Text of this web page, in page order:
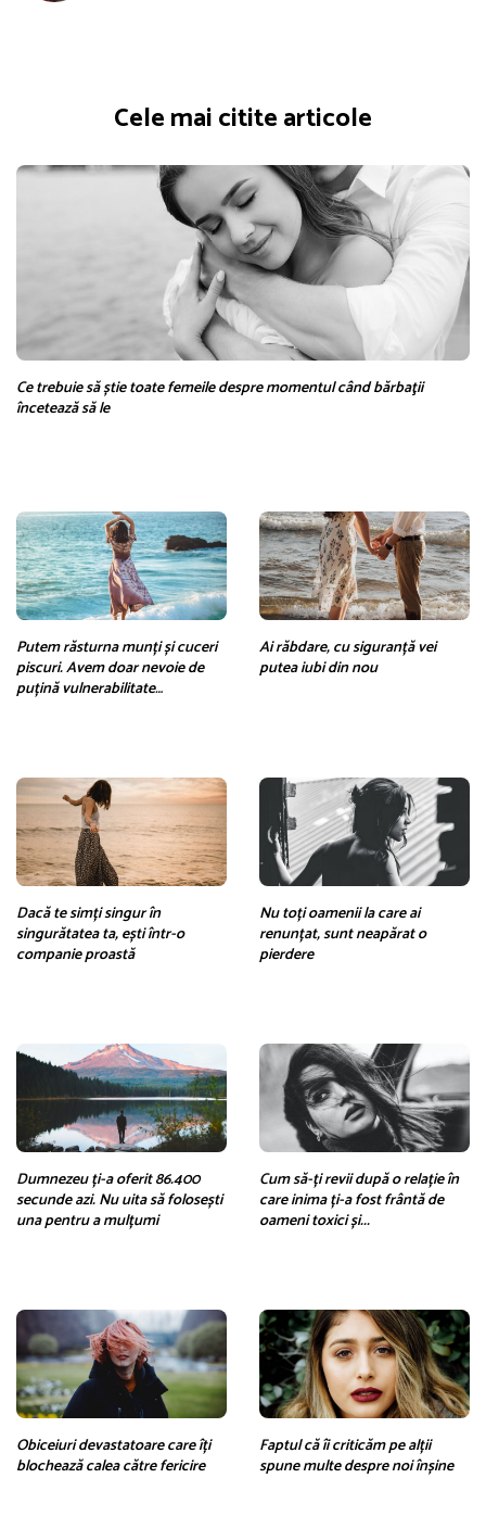
Cele mai citite articole
Ce trebuie să știe toate femeile despre momentul când bărbaţii
încetează să le
Putem răsturna munți și cuceri
piscuri. Avem doar nevoie de
puțină vulnerabilitate…
Ai răbdare, cu siguranță vei
putea iubi din nou
Dacă te simți singur în
singurătatea ta, ești într-o
companie proastă
Nu toți oamenii la care ai
renunțat, sunt neapărat o
pierdere
Dumnezeu ți-a oferit 86.400
secunde azi. Nu uita să folosești
una pentru a mulțumi
Cum să-ți revii după o relație în
care inima ți-a fost frântă de
oameni toxici și...
Obiceiuri devastatoare care îți
blochează calea către fericire
Faptul că îi criticăm pe alții
spune multe despre noi înșine